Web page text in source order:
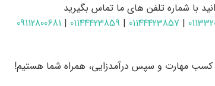
با شماره تلفن های ما تماس بگیرید
|
01144423857
|
01144423859
|
09112800681
کسب مهارت و سپس درآمدزایی، همراه شما هستیم!